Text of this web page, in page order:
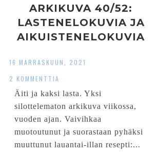
ARKIKUVA 40/52:
LASTENELOKUVIA JA
AIKUISTENELOKUVIA
16 MARRASKUUN, 2021
2 KOMMENTTIA
Äiti ja kaksi lasta. Yksi
silottelematon arkikuva viikossa,
vuoden ajan. Vaivihkaa
muotoutunut ja suorastaan pyhäksi
muuttunut lauantai-illan resepti:...